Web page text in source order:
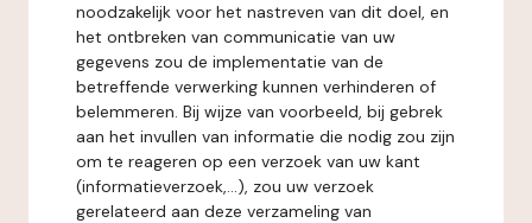
noodzakelijk voor het nastreven van dit doel, en
het ontbreken van communicatie van uw
gegevens zou de implementatie van de
betreffende verwerking kunnen verhinderen of
belemmeren. Bij wijze van voorbeeld, bij gebrek
aan het invullen van informatie die nodig zou zijn
om te reageren op een verzoek van uw kant
(informatieverzoek,...), zou uw verzoek
gerelateerd aan deze verzameling van